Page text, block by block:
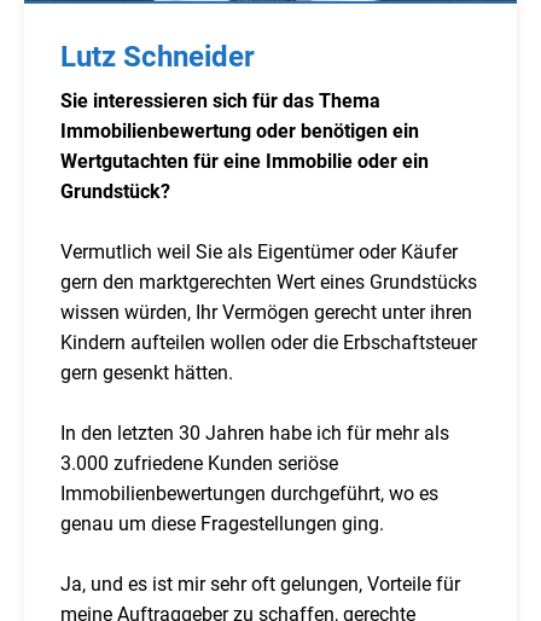
Lutz Schneider
Sie interessieren sich für das Thema
Immobilienbewertung oder benötigen ein
Wertgutachten für eine Immobilie oder ein
Grundstück?
Vermutlich weil Sie als Eigentümer oder Käufer
gern den marktgerechten Wert eines Grundstücks
wissen würden, Ihr Vermögen gerecht unter ihren
Kindern aufteilen wollen oder die Erbschaftsteuer
gern gesenkt hätten.
In den letzten 30 Jahren habe ich für mehr als
3.000 zufriedene Kunden seriöse
Immobilienbewertungen durchgeführt, wo es
genau um diese Fragestellungen ging.
Ja, und es ist mir sehr oft gelungen, Vorteile für
meine Auftraggeber zu schaffen, gerechte